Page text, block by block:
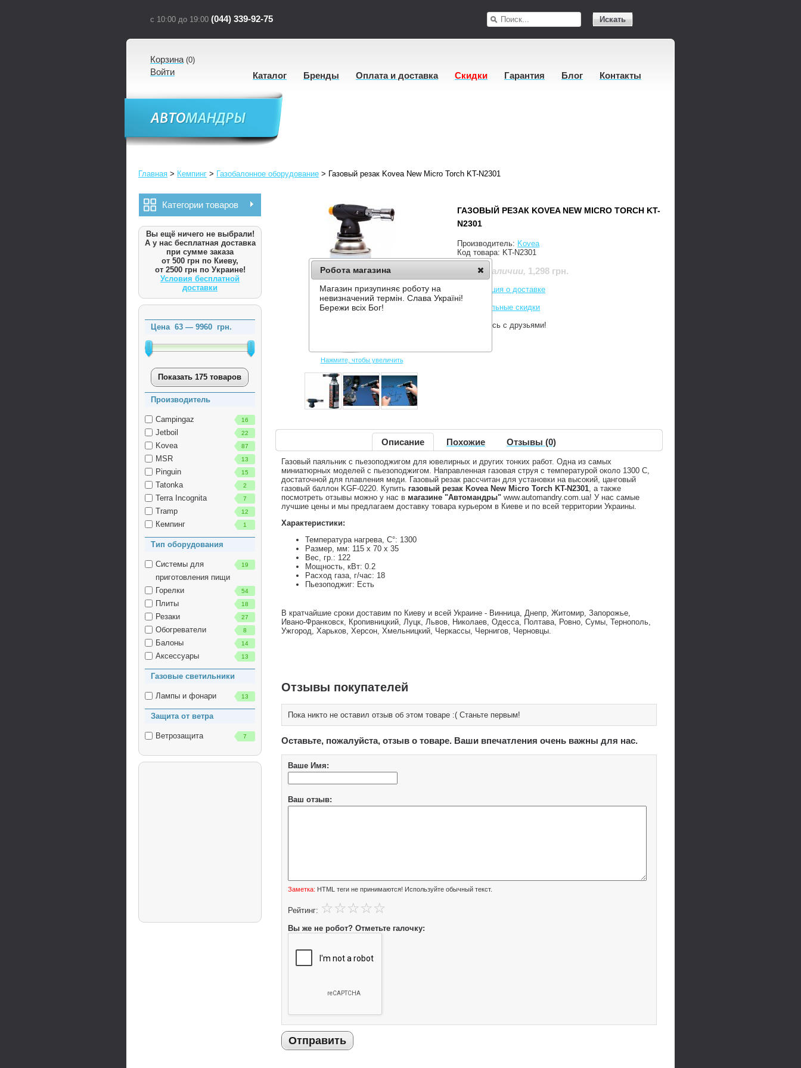
с 10:00 до 19:00 (044) 339-92-75 Искать
Корзина(0)
Войти Каталог Бренды Оплата и доставка Скидки Гарантия Блог Контакты
Главная > Кемпинг > Газобалонное оборудование > Газовый резак Kovea New Micro Torch KT-N2301
Категории товаров
Вы ещё ничего не выбрали!
А у нас бесплатная доставка
при сумме заказа
от 500 грн по Киеву,
от 2500 грн по Украине!
Условия бесплатной
доставки
Цена 63 — 9960 грн.
Показать 175 товаров
Производитель
Campingaz 16
Jetboil 22
Kovea 87
MSR 13
Pinguin 15
Tatonka 2
Terra Incognita 7
Tramp 12
Кемпинг 1
Тип оборудования
Системы для
приготовления пищи
19
Горелки 54
Плиты 18
Резаки 27
Обогреватели 8
Балоны 14
Аксессуары 13
Газовые светильники
Лампы и фонари 13
Защита от ветра
Ветрозащита 7
Нажмите, чтобы увеличить
ГАЗОВЫЙ РЕЗАК KOVEA NEW MICRO TORCH KT-
N2301
Производитель: Kovea
Код товара: KT-N2301
Нет в наличии, 1,298 грн.
Информация о доставке
Накопительные скидки
Поделитесь с друзьями!
Описание Похожие Отзывы (0)
Газовый паяльник с пьезоподжигом для ювелирных и других тонких работ. Одна из самых
миниатюрных моделей с пьезоподжигом. Направленная газовая струя с температурой около 1300 С,
достаточной для плавления меди. Газовый резак рассчитан для установки на высокий, цанговый
газовый баллон KGF-0220. Купить газовый резак Kovea New Micro Torch KT-N2301, а также
посмотреть отзывы можно у нас в магазине "Автомандры" www.automandry.com.ua! У нас самые
лучшие цены и мы предлагаем доставку товара курьером в Киеве и по всей территории Украины.
Характеристики:
Температура нагрева, С°: 1300
Размер, мм: 115 х 70 х 35
Вес, гр.: 122
Мощность, кВт: 0.2
Расход газа, г/час: 18
Пьезоподжиг: Есть
В кратчайшие сроки доставим по Киеву и всей Украине - Винница, Днепр, Житомир, Запорожье,
Ивано-Франковск, Кропивницкий, Луцк, Львов, Николаев, Одесса, Полтава, Ровно, Сумы, Тернополь,
Ужгород, Харьков, Херсон, Хмельницкий, Черкассы, Чернигов, Черновцы.
Отзывы покупателей
Пока никто не оставил отзыв об этом товаре :( Станьте первым!
Оставьте, пожалуйста, отзыв о товаре. Ваши впечатления очень важны для нас.
Ваше Имя:
Ваш отзыв:
Заметка: HTML теги не принимаются! Используйте обычный текст.
Рейтинг:
Вы же не робот? Отметьте галочку:
Отправить
Робота магазина
Магазин призупиняє роботу на
невизначений термін. Слава Україні!
Бережи всіх Бог!